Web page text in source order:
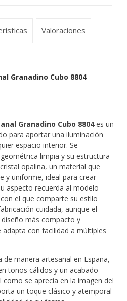
Valoraciones
Granadino Cubo 8804
Granadino Cubo 8804es un
para aportar una iluminación
espacio interior. Se
limpia y su estructura
opalina, un material que
y uniforme, ideal para crear
aspecto recuerda al modelo
el que comparte su estilo
cuidada, aunque el
más compacto y
con facilidad a múltiples
de manera artesanal en España,
tonos cálidos y un acabado
como se aprecia en la imagen del
un toque clásico y atemporal